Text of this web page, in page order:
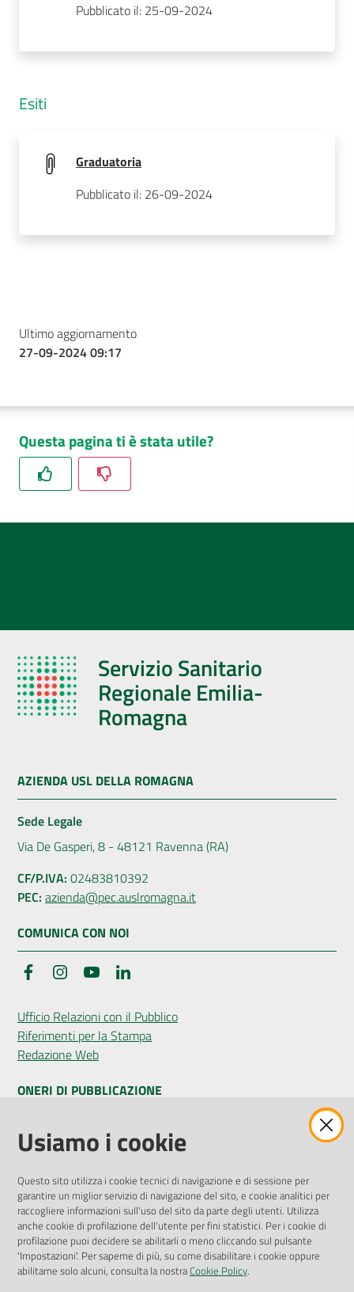
Pubblicato il: 25-09-2024
Esiti
Graduatoria
Pubblicato il: 26-09-2024
Ultimo aggiornamento
27-09-2024 09:17
Questa pagina ti è stata utile?
Servizio Sanitario
Regionale Emilia-
Romagna
AZIENDA USL DELLA ROMAGNA
Sede Legale
Via De Gasperi, 8 - 48121 Ravenna (RA)
CF/P.IVA: 02483810392
PEC: azienda@pec.auslromagna.it
COMUNICA CON NOI
FacebookInstagramYouTube
Ufficio Relazioni con il Pubblico
Riferimenti per la Stampa
Redazione Web
ONERI DI PUBBLICAZIONE
Amministrazione Trasparente
Pubblicità legale
Privacy Policy
Attuazione Misure PNRR
Liste di Attesa
ENTI, IMPRESE E PARTNER
Usiamo i cookie
Questo sito utilizza i cookie tecnici di navigazione e di sessione per
garantire un miglior servizio di navigazione del sito, e cookie analitici per
raccogliere informazioni sull'uso del sito da parte degli utenti. Utilizza
anche cookie di profilazione dell'utente per fini statistici. Per i cookie di
profilazione puoi decidere se abilitarli o meno cliccando sul pulsante
'Impostazioni'. Per saperne di più, su come disabilitare i cookie oppure
abilitarne solo alcuni, consulta la nostraCookie Policy.